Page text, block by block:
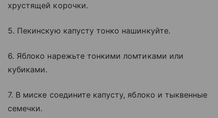
хрустящей корочки.
5. Пекинскую капусту тонко нашинкуйте.
6. Яблоко нарежьте тонкими ломтиками или
кубиками.
7. В миске соедините капусту, яблоко и тыквенные
семечки.